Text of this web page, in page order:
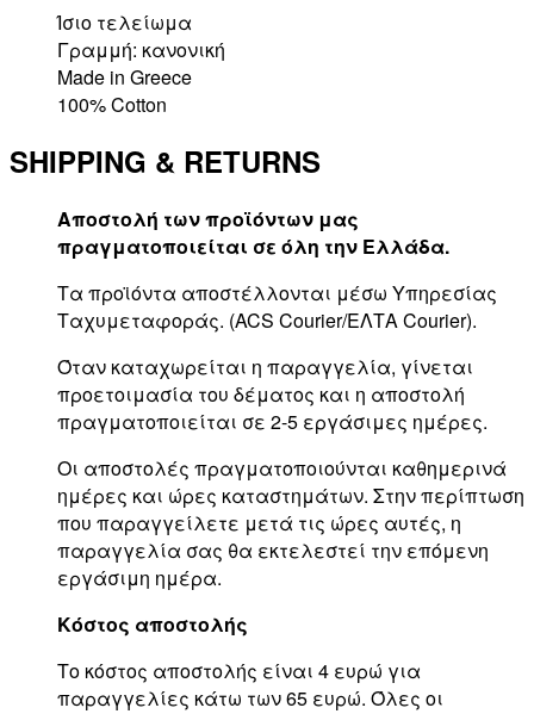
Ίσιο τελείωμα
Γραμμή: κανονική
Made in Greece
100% Cotton
SHIPPING & RETURNS
Αποστολή των προϊόντων μας
πραγματοποιείται σε όλη την Ελλάδα.
Τα προϊόντα αποστέλλονται μέσω Υπηρεσίας
Ταχυμεταφοράς. (ACS Courier/ΕΛΤΑ Courier).
Όταν καταχωρείται η παραγγελία, γίνεται
προετοιμασία του δέματος και η αποστολή
πραγματοποιείται σε 2-5 εργάσιμες ημέρες.
Οι αποστολές πραγματοποιούνται καθημερινά
ημέρες και ώρες καταστημάτων. Στην περίπτωση
που παραγγείλετε μετά τις ώρες αυτές, η
παραγγελία σας θα εκτελεστεί την επόμενη
εργάσιμη ημέρα.
Κόστος αποστολής
Το κόστος αποστολής είναι 4 ευρώ για
παραγγελίες κάτω των 65 ευρώ. Όλες οι